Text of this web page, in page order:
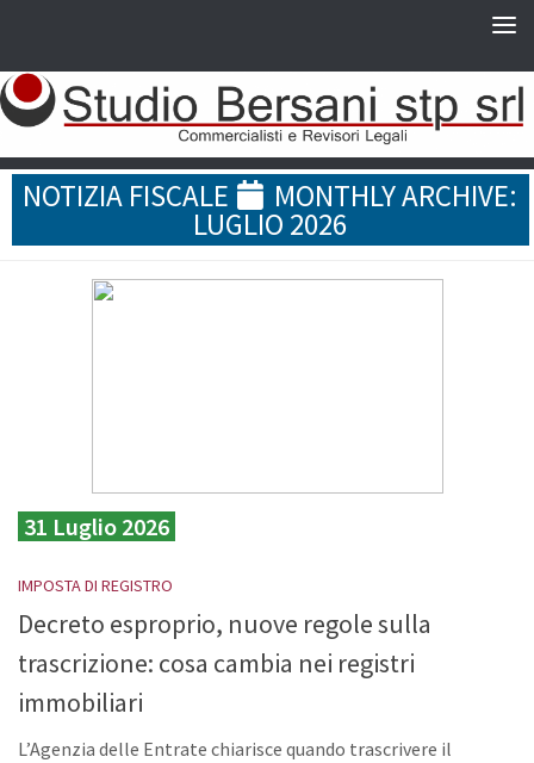
NOTIZIA FISCALE MONTHLY ARCHIVE:
LUGLIO 2026
31 Luglio 2026
IMPOSTA DI REGISTRO
Decreto esproprio, nuove regole sulla
trascrizione: cosa cambia nei registri
immobiliari
L’Agenzia delle Entrate chiarisce quando trascrivere il